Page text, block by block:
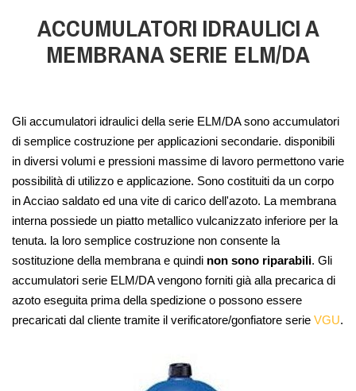
ACCUMULATORI IDRAULICI A
MEMBRANA SERIE ELM/DA
Gli accumulatori idraulici della serie ELM/DA sono accumulatori
di semplice costruzione per applicazioni secondarie. disponibili
in diversi volumi e pressioni massime di lavoro permettono varie
possibilità di utilizzo e applicazione. Sono costituiti da un corpo
in Acciao saldato ed una vite di carico dell'azoto. La membrana
interna possiede un piatto metallico vulcanizzato inferiore per la
tenuta. la loro semplice costruzione non consente la
sostituzione della membrana e quindi non sono riparabili. Gli
accumulatori serie ELM/DA vengono forniti già alla precarica di
azoto eseguita prima della spedizione o possono essere
precaricati dal cliente tramite il verificatore/gonfiatore serie VGU.